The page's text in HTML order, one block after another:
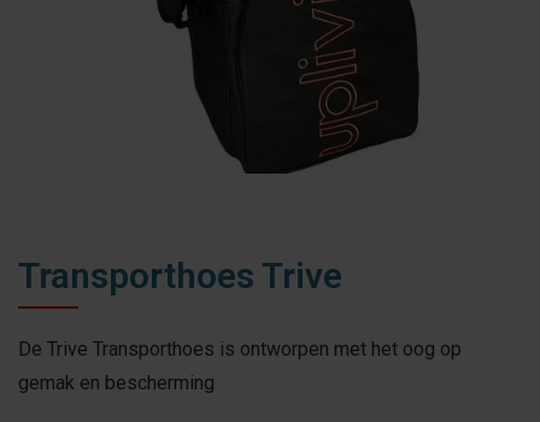
Transporthoes Trive
De Trive Transporthoes is ontworpen met het oog op
gemak en bescherming